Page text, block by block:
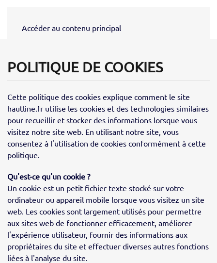
Accéder au contenu principal
POLITIQUE DE COOKIES
Cette politique des cookies explique comment le site
hautline.fr utilise les cookies et des technologies similaires
pour recueillir et stocker des informations lorsque vous
visitez notre site web. En utilisant notre site, vous
consentez à l'utilisation de cookies conformément à cette
politique.
Qu'est-ce qu'un cookie ?
Un cookie est un petit fichier texte stocké sur votre
ordinateur ou appareil mobile lorsque vous visitez un site
web. Les cookies sont largement utilisés pour permettre
aux sites web de fonctionner efficacement, améliorer
l'expérience utilisateur, fournir des informations aux
propriétaires du site et effectuer diverses autres fonctions
liées à l'analyse du site.